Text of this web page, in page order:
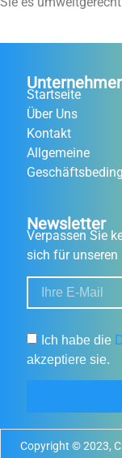
Startseite
Über Uns
Kontakt
Allgemeine
Newsletter
Verpassen Sie
sich für unseren
Ich habe die
akzeptiere sie.
Copyright © 2023,